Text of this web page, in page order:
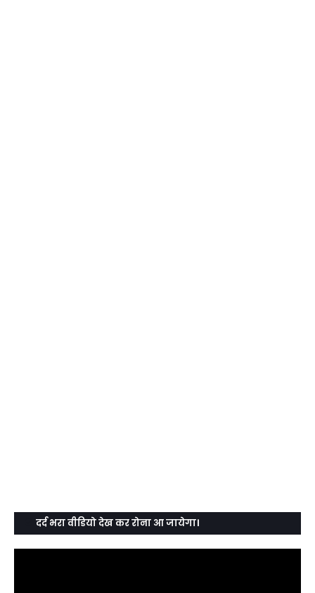
दर्द भरा वीडियो देख कर रोना आ जायेगा।